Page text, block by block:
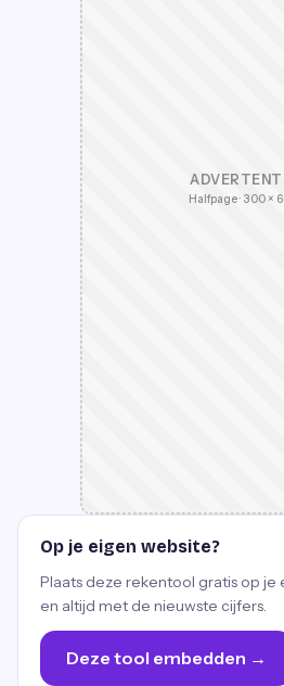
Halfpage · 300 ×
Op je eigen website?
Plaats deze rekentool gratis op je
en altijd met de nieuwste cijfers.
Deze tool embedden →